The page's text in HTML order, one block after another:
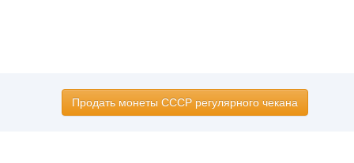
Продать монеты СССР регулярного чекана